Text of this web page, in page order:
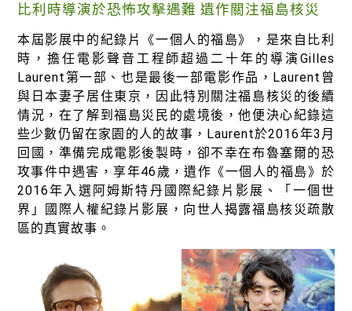
比利時導演於恐怖攻擊遇難 遺作關注福島核災
本屆影展中的紀錄片《一個人的福島》，是來自比利
時，擔任電影聲音工程師超過二十年的導演Gilles
Laurent第一部、也是最後一部電影作品，Laurent曾
與日本妻子居住東京，因此特別關注福島核災的後續
情況，在了解到福島災民的處境後，他便決心紀錄這
些少數仍留在家園的人的故事，Laurent於2016年3月
回國，準備完成電影後製時，卻不幸在布魯塞爾的恐
攻事件中遇害，享年46歲，遺作《一個人的福島》於
2016年入選阿姆斯特丹國際紀錄片影展、「一個世
界」國際人權紀錄片影展，向世人揭露福島核災疏散
區的真實故事。